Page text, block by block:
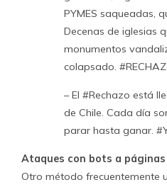
PYMES saqueadas,
Decenas de iglesias
monumentos
colapsado.
– El #Rechazo está
de Chile. Cada día
parar hasta ganar.
Ataques con bots a
Otro método frecuentemente